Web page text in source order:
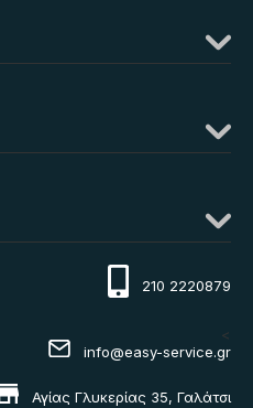
210 2220879
<
info@easy-service.gr
Αγίας Γλυκερίας 35, Γαλάτσι